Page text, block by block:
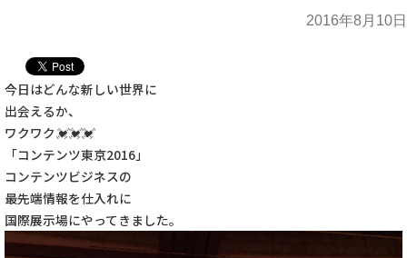
2016年8月10日
今日はどんな新しい世界に
出会えるか、
ワクワク💓💓💓
「コンテンツ東京2016」
コンテンツビジネスの
最先端情報を仕入れに
国際展示場にやってきました。